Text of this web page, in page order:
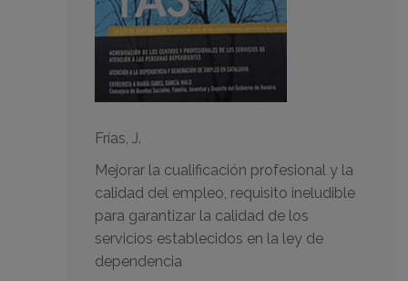
Frías, J.
Mejorar la cualificación profesional y la
calidad del empleo, requisito ineludible
para garantizar la calidad de los
servicios establecidos en la ley de
dependencia